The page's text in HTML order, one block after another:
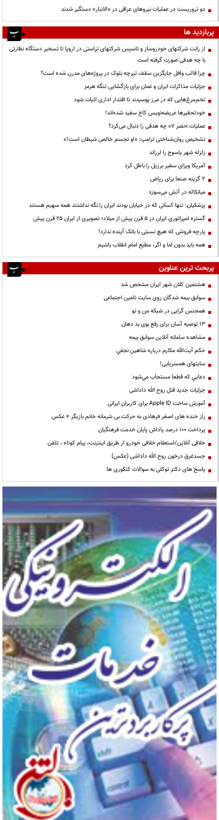
دو تروریست در عملیات نیروهای عراقی در «الانبار» دستگیر شدند
پربازدید ها
از رانت‌ شرکتهای خودروساز و تاسیس شرکتهای تراستی در اروپا تا تسخیر دستگاه نظارتی
با چه هدفی صورت گرفته است
چرا قالب وافل جایگزین سقف تیرچه بلوک در پروژه‌های مدرن شده است؟
جزئیات مذاکرات ایران و عمان برای بازگشایی تنگه هرمز
تخم‌مرغ‌هایی که در مرز پوسیدند تا اقتدار اداری اثبات شود
خودتحقیرها عریضه‌نویس کاخ سفید شده‌اند!
عملیات «نصر ۷» چه هدفی را دنبال می‌کرد؟
تشخیص روان‌شناختی ترامپ: «او تجسم خالص شیطان است!»
زلزله شهر یاسوج را لرزاند
آمریکا ویزای سفیر برزیل را باطل کرد
۲ گزینه صنعا برای ریاض
میانکاله در آتش می‌سوزد
پزشکیان: تنها کسانی که در خیابان بودند ایران را نگه نداشتند همه سهیم هستند
گستره امپراتوری ایران در ۵ قرن پیش از میلاد؛ تصویری از ایران ۲۵ قرن پیش
پارچه فروشی که هیچ نسبتی با بانک آینده ندارد!
همه باید بدون اما و اگر، مطیع امام انقلاب باشیم
پربحث ترین عناوین
هشتمین کلان شهر ایران مشخص شد
سوابق بیمه شدگان روی سایت تامین اجتماعی
همجنس گرایی در شبکه من و تو
13 توصیه آسان برای رفع بوی بد دهان
مشاهده سامانه آنلاين سوابق بیمه
حكم آيت‌الله مكارم درباره شاهين نجفي
سایتهای همسریابی!
دعايي كه قطعا مستجاب مي‌شود
جزئیات جدید قتل روح الله داداشی
آموزش ساخت Apple ID برای کاربران ایرانی
راز خنده های اصغر فرهادی به حرکت بی شرمانه خانم بازیگر + عکس
پرداخت ۱۰۰ درصد پاداش پایان خدمت فرهنگیان
خلافی آنلاین/استعلام خلافی خودرو از طریق اینترنت، پیام کوتاه ، تلفن
جسدغرق درخون روح الله داداشی (عکس)
پاسخ های دکتر توکلی به سوالات کنکوری ها